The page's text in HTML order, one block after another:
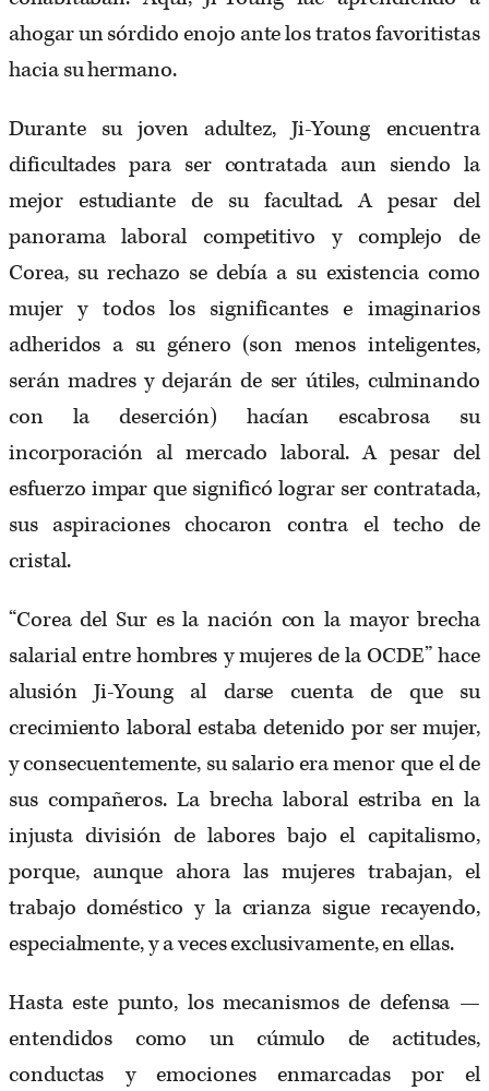
ahogar un sórdido enojo ante los tratos favoritistas
hacia su hermano.
Durante su joven adultez, Ji-Young encuentra
dificultades para ser contratada aun siendo la
mejor estudiante de su facultad. A pesar del
panorama laboral competitivo y complejo de
Corea, su rechazo se debía a su existencia como
mujer y todos los significantes e imaginarios
adheridos a su género (son menos inteligentes,
serán madres y dejarán de ser útiles, culminando
con la deserción) hacían escabrosa su
incorporación al mercado laboral. A pesar del
esfuerzo impar que significó lograr ser contratada,
sus aspiraciones chocaron contra el techo de
cristal.
“Corea del Sur es la nación con la mayor brecha
salarial entre hombres y mujeres de la OCDE” hace
alusión Ji-Young al darse cuenta de que su
crecimiento laboral estaba detenido por ser mujer,
y consecuentemente, su salario era menor que el de
sus compañeros. La brecha laboral estriba en la
injusta división de labores bajo el capitalismo,
porque, aunque ahora las mujeres trabajan, el
trabajo doméstico y la crianza sigue recayendo,
especialmente, y a veces exclusivamente, en ellas.
Hasta este punto, los mecanismos de defensa —
entendidos como un cúmulo de actitudes,
conductas y emociones enmarcadas por el